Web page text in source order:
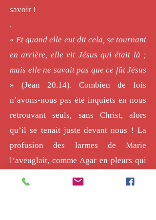
savoir !
.
«Et quand elle eut dit cela, se tournant
en arrière, elle vit Jésus qui était là ;
mais elle ne savait pas que ce fût Jésus
» (Jean 20.14). Combien de fois
n’avons-nous pas été inquiets en nous
retrouvant seuls, sans Christ, alors
qu’il se tenait juste devant nous ! La
profusion des larmes de Marie
l’aveuglait, comme Agar en pleurs qui
ne voyait pas la source, dans le désert.